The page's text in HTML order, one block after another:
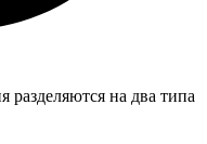
на два типа